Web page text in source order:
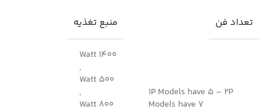
تعداد فن
1P Models have 5 – 2P
Models have 7
منبع تغذیه
1400 Watt
,
500 Watt
,
800 Watt